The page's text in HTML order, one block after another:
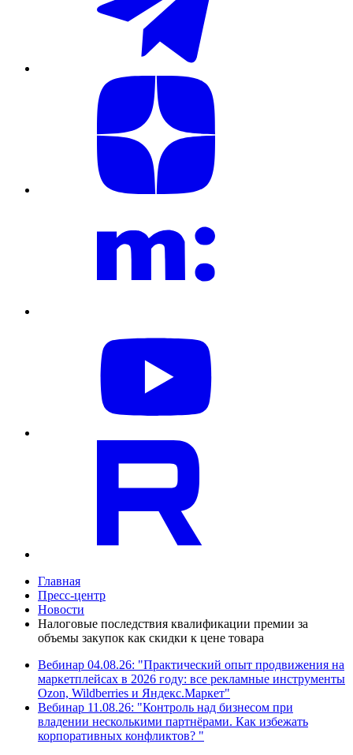
Главная
Пресс-центр
Новости
Налоговые последствия квалификации премии за
объемы закупок как скидки к цене товара
Вебинар 04.08.26: "Практический опыт продвижения на
маркетплейсах в 2026 году: все рекламные инструменты
Ozon, Wildberries и Яндекс.Маркет"
Вебинар 11.08.26: "Контроль над бизнесом при
владении несколькими партнёрами. Как избежать
корпоративных конфликтов? "